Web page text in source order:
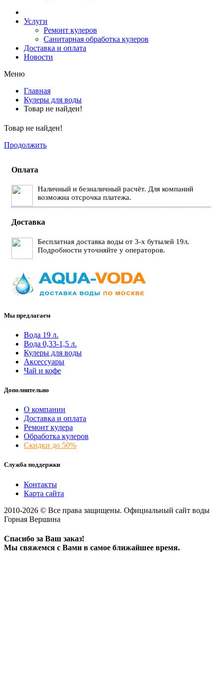
Услуги
Ремонт кулеров
Санитарная обработка кулеров
Доставка и оплата
Новости
Меню
Главная
Кулеры для воды
Товар не найден!
Товар не найден!
Продолжить
Оплата
Наличный и безналичный расчёт. Для компаний
возможна отсрочка платежа.
Доставка
Бесплатная доставка воды от 3-х бутылей 19л.
Подробности уточняйте у операторов.
Мы предлагаем
Вода 19 л.
Вода 0,33-1,5 л.
Кулеры для воды
Аксессуары
Чай и кофе
Дополнительно
О компании
Доставка и оплата
Ремонт кулера
Обработка кулеров
Скидки до 50%
Служба поддержки
Контакты
Карта сайта
2010-2026 © Все права защищены. Официальный сайт воды
Горная Вершина
Спасибо за Ваш заказ!
Мы свяжемся с Вами в самое ближайшее время.